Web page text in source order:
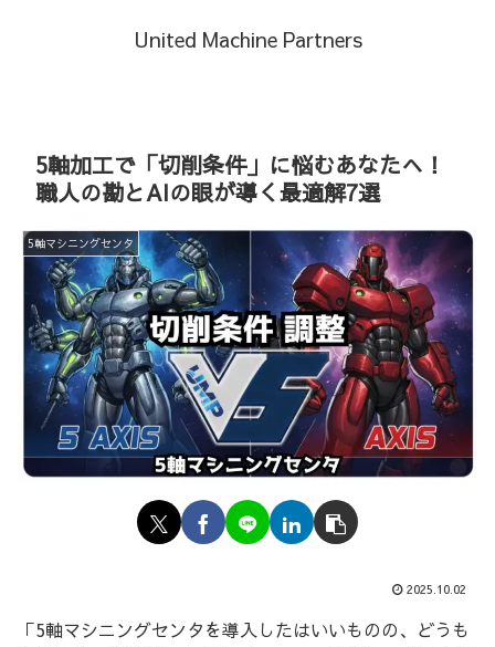
United Machine Partners
5軸加工で「切削条件」に悩むあなたへ！
職人の勘とAIの眼が導く最適解7選
5軸マシニングセンタ
2025.10.02
「5軸マシニングセンタを導入したはいいものの、どうも